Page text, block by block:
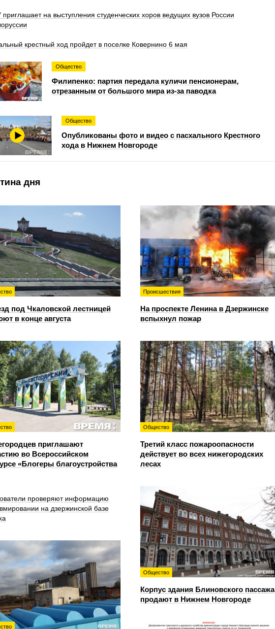
на выступления студенческих хоров ведущих вузов России
крестный ход пройдет в поселке Ковернино 6 мая
Общество
Филипенко: партия передала куличи пенсионерам,
отрезанным от большого мира из-за паводка
Общество
Опубликованы фото и видео с пасхального Крестного
хода в Нижнем Новгороде
дня
под Чкаловской лестницей
в конце августа
Происшествия
На проспекте Ленина в Дзержинске
вспыхнул пожар
приглашают
во Всероссийском
«Блогеры благоустройства
Общество
Третий класс пожароопасности
действует во всех нижегородских
лесах
Общество
Корпус здания Блиновского пассажа
продают в Нижнем Новгороде
проверяют информацию
на дзержинской базе